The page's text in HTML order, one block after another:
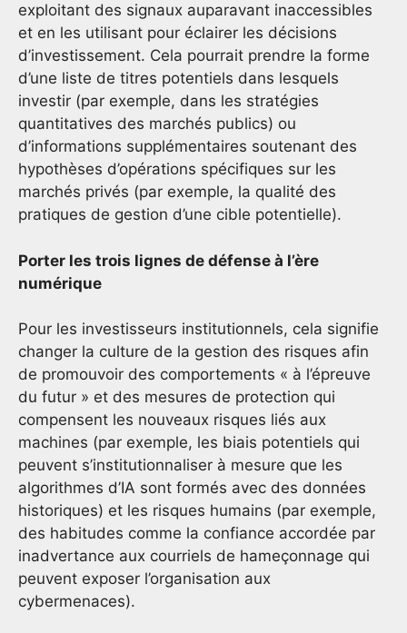
exploitant des signaux auparavant inaccessibles
et en les utilisant pour éclairer les décisions
d’investissement. Cela pourrait prendre la forme
d’une liste de titres potentiels dans lesquels
investir (par exemple, dans les stratégies
quantitatives des marchés publics) ou
d’informations supplémentaires soutenant des
hypothèses d’opérations spécifiques sur les
marchés privés (par exemple, la qualité des
pratiques de gestion d’une cible potentielle).
Porter les trois lignes de défense à l’ère
numérique
Pour les investisseurs institutionnels, cela signifie
changer la culture de la gestion des risques afin
de promouvoir des comportements « à l’épreuve
du futur » et des mesures de protection qui
compensent les nouveaux risques liés aux
machines (par exemple, les biais potentiels qui
peuvent s’institutionnaliser à mesure que les
algorithmes d’IA sont formés avec des données
historiques) et les risques humains (par exemple,
des habitudes comme la confiance accordée par
inadvertance aux courriels de hameçonnage qui
peuvent exposer l’organisation aux
cybermenaces).